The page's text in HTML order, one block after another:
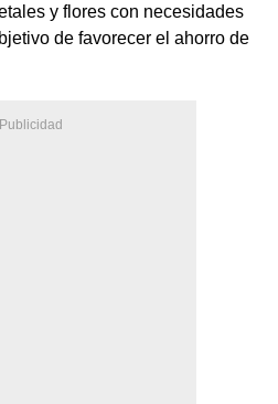
y flores con necesidades
de favorecer el ahorro de